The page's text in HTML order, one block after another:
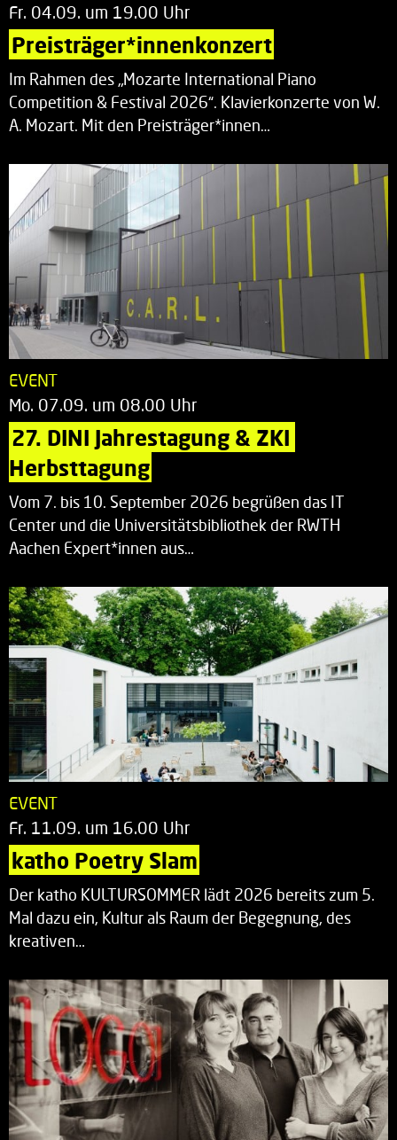
Fr. 04.09. um 19.00 Uhr
Preisträger*innenkonzert
Im Rahmen des „Mozarte International Piano
Competition & Festival 2026“. Klavierkonzerte von W.
A. Mozart. Mit den Preisträger*innen…
EVENT
Mo. 07.09. um 08.00 Uhr
27. DINI Jahrestagung & ZKI
Herbsttagung
Vom 7. bis 10. September 2026 begrüßen das IT
Center und die Universitätsbibliothek der RWTH
Aachen Expert*innen aus…
EVENT
Fr. 11.09. um 16.00 Uhr
katho Poetry Slam
Der katho KULTURSOMMER lädt 2026 bereits zum 5.
Mal dazu ein, Kultur als Raum der Begegnung, des
kreativen…